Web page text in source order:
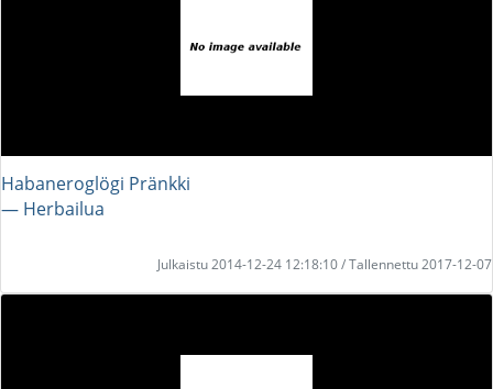
Habaneroglögi Pränkki
― Herbailua
Julkaistu 2014-12-24 12:18:10 / Tallennettu 2017-12-07